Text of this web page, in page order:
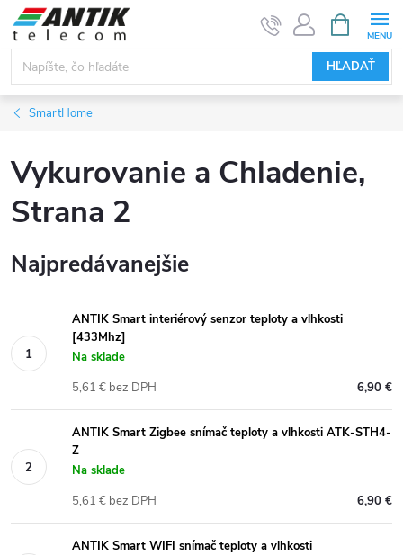
Prejsť
obsah
HĽADAŤ
KOŠÍK
SmartHome
Vykurovanie a Chladenie,
Strana 2
Najpredávanejšie
ANTIK Smart interiérový senzor teploty a vlhkosti
[433Mhz]
Na sklade
6,90 €
5,61 € bez DPH
ANTIK Smart Zigbee snímač teploty a vlhkosti ATK-STH4-
Z
Na sklade
6,90 €
5,61 € bez DPH
ANTIK Smart WIFI snímač teploty a vlhkosti